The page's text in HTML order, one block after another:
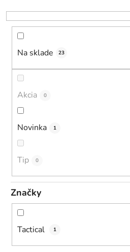
r
o
Na sklade 23
Akcia 0
Novinka 1
Tip 0
Značky
Tactical 1